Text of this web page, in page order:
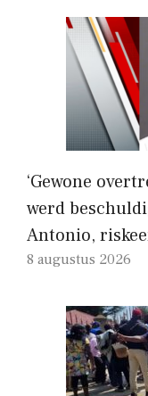
‘Gewone
werd
Antonio,
8 augustus 2026